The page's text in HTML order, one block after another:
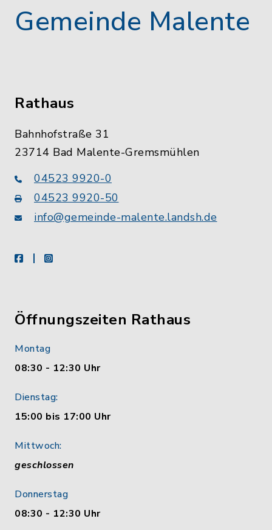
Gemeinde Malente
Rathaus
Bahnhofstraße 31
23714 Bad Malente-Gremsmühlen
04523 9920-0
04523 9920-50
info@gemeinde-malente.landsh.de
facebookinstagram
Öffnungszeiten Rathaus
Montag
08:30 - 12:30 Uhr
Dienstag:
15:00 bis 17:00 Uhr
Mittwoch:
geschlossen
Donnerstag
08:30 - 12:30 Uhr